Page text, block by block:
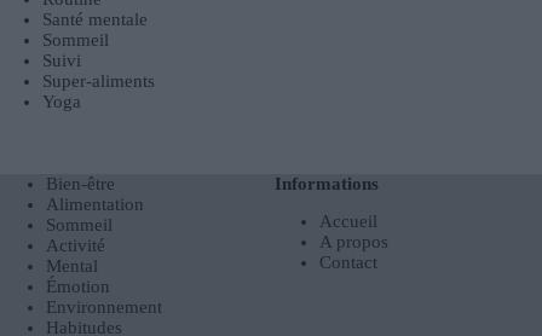
Santé mentale
Sommeil
Suivi
Super-aliments
Yoga
Bien-être
Alimentation
Sommeil
Activité
Mental
Émotion
Environnement
Habitudes
Informations
Accueil
A propos
Contact